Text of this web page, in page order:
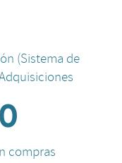
(Sistema de
compras